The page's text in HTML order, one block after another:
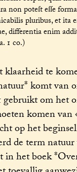
non poteſt eſſe
pluribus, et
differentia enim
1 co.)
te
komt van
om het
komen
op het
de term
in het boek